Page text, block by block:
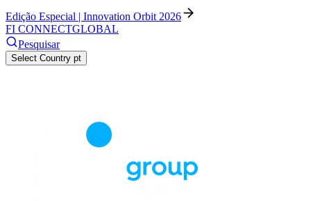
Edição Especial | Innovation Orbit 2026
FI CONNECTGLOBAL
Pesquisar
Select Country pt